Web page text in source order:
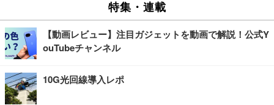
特集・連載
【動画レビュー】注目ガジェットを動画で解説！公式Y
ouTubeチャンネル
10G光回線導入レポ